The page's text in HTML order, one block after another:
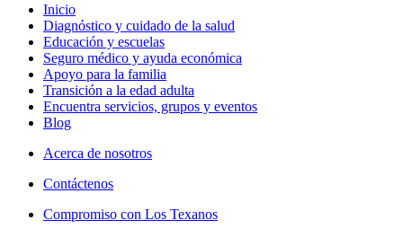
Inicio
Diagnóstico y cuidado de la salud
Educación y escuelas
Seguro médico y ayuda económica
Apoyo para la familia
Transición a la edad adulta
Encuentra servicios, grupos y eventos
Blog
Acerca de nosotros
Contáctenos
Compromiso con Los Texanos